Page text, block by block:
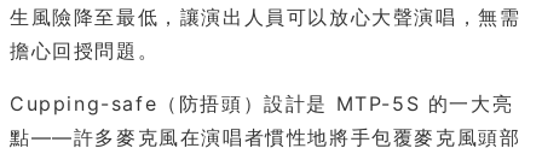
生風險降至最低，讓演出人員可以放心大聲演唱，無需
擔心回授問題。
Cupping-safe（防捂頭）設計是 MTP-5S 的一大亮
點——許多麥克風在演唱者慣性地將手包覆麥克風頭部